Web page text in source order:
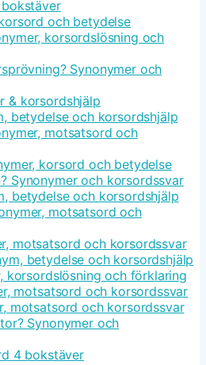
och betydelse
korsordslösning och
Synonymer och
& korsordshjälp
betydelse och korsordshjälp
motsatsord och
korsord och betydelse
Synonymer och korsordssvar
betydelse och korsordshjälp
motsatsord och
motsatsord och korsordssvar
betydelse och korsordshjälp
korsordslösning och förklaring
motsatsord och korsordssvar
motsatsord och korsordssvar
Synonymer och
4 bokstäver